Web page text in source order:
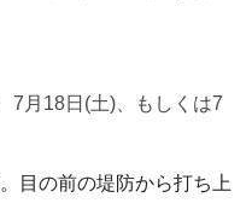
7月18日(土)、もしくは7
目の前の堤防から打ち上